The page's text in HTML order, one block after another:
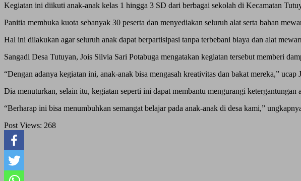
Kegiatan ini diikuti anak-anak kelas 1 hingga 3 SD dari berbagai sekolah di Kecamatan
Panitia membuka kuota sebanyak 30 peserta dan menyediakan seluruh alat serta bahan
Hal ini dilakukan agar seluruh anak dapat berpartisipasi tanpa terbebani biaya dan alat
Sangadi Desa Tutuyan, Jois Silvia Sari Potabuga mengatakan kegiatan tersebut memberi
“Dengan adanya kegiatan ini, anak-anak bisa mengasah kreativitas dan bakat mereka,” ucap
Dia menuturkan, selain itu, kegiatan seperti ini dapat membantu mengurangi ketergantungan
“Berharap ini bisa menumbuhkan semangat belajar pada anak-anak di desa kami,”
Post Views: 268